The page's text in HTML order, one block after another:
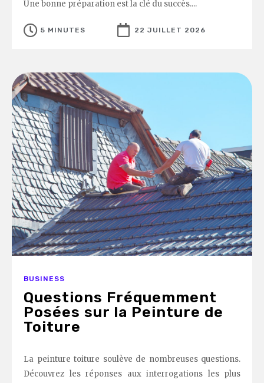
Une bonne préparation est la clé du succès....
5 MINUTES 22 JUILLET 2026
BUSINESS
Questions Fréquemment
Posées sur la Peinture de
Toiture
La peinture toiture soulève de nombreuses questions.
Découvrez les réponses aux interrogations les plus